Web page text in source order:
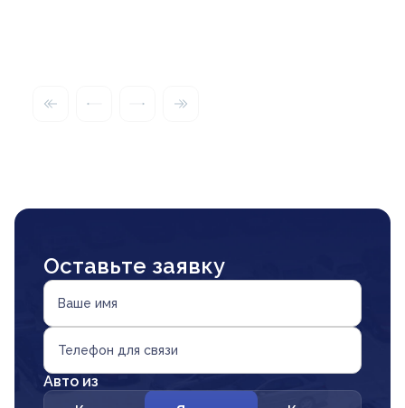
Оставьте заявку
Ваше имя
Телефон для связи
Авто из